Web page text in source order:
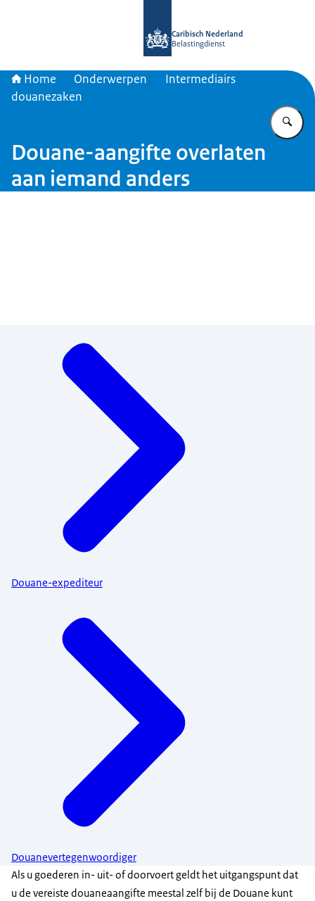
Caribisch Nederland
Belastingdienst
Home Onderwerpen
Intermediairs
douanezaken
Douane-aangifte overlaten
aan iemand anders
Douane-expediteur
Douanevertegenwoordiger
Als u goederen in- uit- of doorvoert geldt het uitgangspunt dat
u de vereiste douaneaangifte meestal zelf bij de Douane kunt